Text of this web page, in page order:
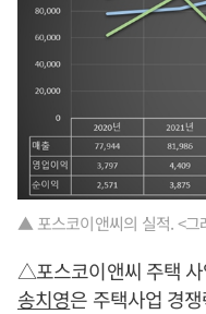
▲ 포스코이앤씨의 실적. <그
△포스코이앤씨 주택
송치영은 주택사업 경